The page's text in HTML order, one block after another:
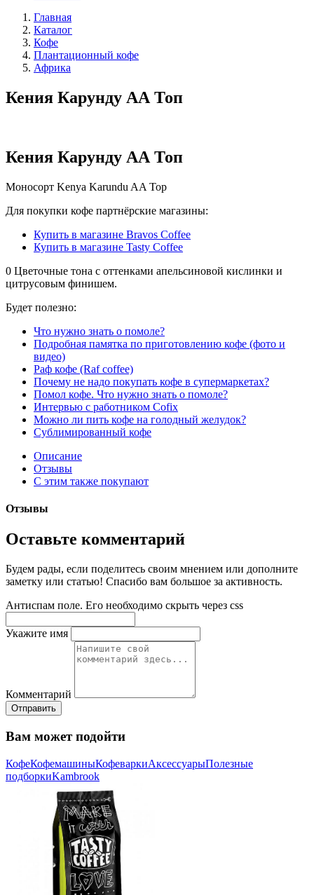
Главная
Каталог
Кофе
Плантационный кофе
Африка
Кения Карунду АА Топ
Кения Карунду АА Топ
Моносорт Kenya Karundu AA Top
Для покупки кофе партнёрские магазины:
Купить в магазине Bravos Coffee
Купить в магазине Tasty Coffee
0 Цветочные тона с оттенками апельсиновой кислинки и
цитрусовым финишем.
Будет полезно:
Что нужно знать о помоле?
Подробная памятка по приготовлению кофе (фото и
видео)
Раф кофе (Raf coffee)
Почему не надо покупать кофе в супермаркетах?
Помол кофе. Что нужно знать о помоле?
Интервью с работником Cofix
Можно ли пить кофе на голодный желудок?
Сублимированный кофе
Описание
Отзывы
С этим также покупают
Отзывы
Оставьте комментарий
Будем рады, если поделитесь своим мнением или дополните
заметку или статью! Спасибо вам большое за активность.
Антиспам поле. Его необходимо скрыть через css
Укажите имя
Комментарий
Отправить
Вам может подойти
КофеКофемашиныКофеваркиАксессуарыПолезные
подборкиKambrook